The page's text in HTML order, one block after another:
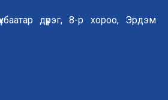
дүүрэг, 8-р хороо, Эрдэм